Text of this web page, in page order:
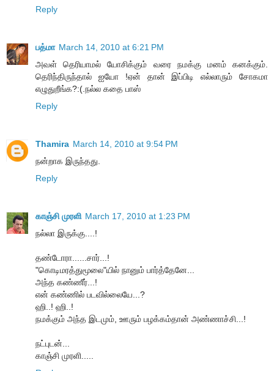
Reply
பத்மா March 14, 2010 at 6:21 PM
அவள் தெரியாமல் யோசிக்கும் வரை நமக்கு மனம் கனக்கும்.
தெரிந்திருந்தால் ஐயோ !ஏன் தான் இப்பிடி எல்லாரும் சோகமா
எழுதுறீங்க?:(.நல்ல கதை பாஸ்
Reply
Thamira March 14, 2010 at 9:54 PM
நன்றாக இருந்தது.
Reply
காஞ்சி முரளி March 17, 2010 at 1:23 PM
நல்லா இருக்கு....!
தண்டோரா......சார்...!
"கொடிமரத்துமூலை"யில் நானும் பார்த்தேனே...
அந்த கண்ணீர்...!
என் கண்ணில் படவில்லையே...?
ஹி..! ஹி..!
நமக்கும் அந்த இடமும், ஊரும் பழக்கம்தான் அண்ணாச்சி...!
நட்புடன்...
காஞ்சி முரளி.....